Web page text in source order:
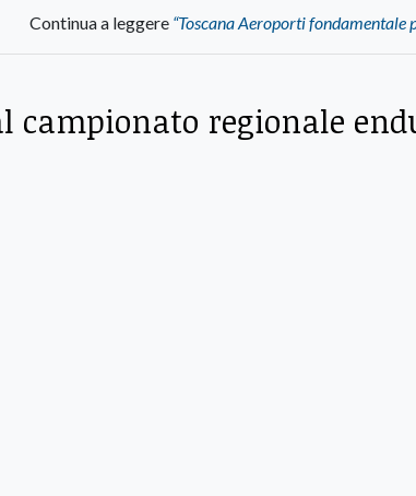
Continua a leggere “Toscana Aeroporti fondamentale
campionato regionale